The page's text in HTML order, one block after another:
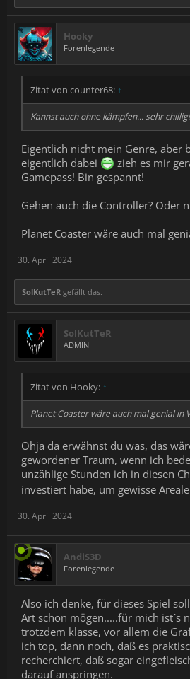
Hooky
Forenlegende
Zitat von counter68: ↑
Kannst auch ohne kämpfen... sehr chillig!
Eigentlich nicht mein Genre, aber
eigentlich dabei
zieh es mir
Gamepass! Bin gespannt!
Gehen auch die Controller? Oder
Planet Coaster wäre auch mal
30. April 2024
SolKutTeR gefällt das.
SolKutTeR
ADMIN
Zitat von Hooky: ↑
Planet Coaster wäre auch mal genial in
Ohja da erwähnst du was, das
gewordener Traum, wenn ich
unzählige Stunden ich in diesen
investiert habe, um gewisse
30. April 2024
AndiS3D
Forenlegende
Also ich denke, für dieses Spiel
Art schon mögen.....für mich ist´s
trotzdem klasse, vor allem die
ich top, dann noch, daß es
recherchiert, daß sogar
darauf anspringen.